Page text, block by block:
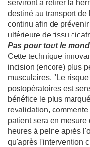
serviront à retirer la
destiné au transport de
continu afin de
ultérieure de tissu
Pas pour tout le
Cette technique
incision (encore) plus
musculaires. "Le
postopératoires est
bénéfice le plus
revalidation,
patient sera en
heures à peine après
qu'après l'intervention